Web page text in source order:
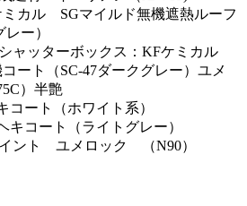
ミカル SGマイルド無機遮熱ルーフ
レー）
ャッターボックス：KFケミカル
ート（SC-47ダークグレー）ユメ
）半艶
ート（ホワイト系）
コート（ライトグレー）
ント ユメロック （N90）